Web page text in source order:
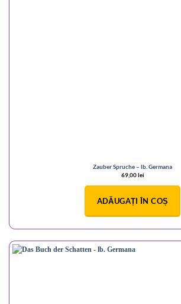
Zauber Spruche – lb. Germana
69,00lei
ADĂUGAȚI ÎN COȘ